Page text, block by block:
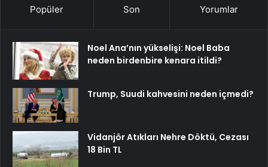
Popüler Son Yorumlar
Noel Ana’nın yükselişi: Noel Baba
neden birdenbire kenara itildi?
Trump, Suudi kahvesini neden içmedi?
Vidanjör Atıkları Nehre Döktü, Cezası
18 Bin TL